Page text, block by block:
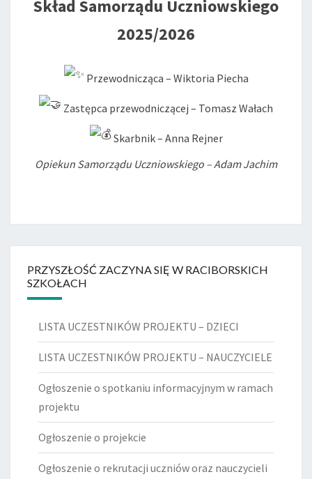
Skład Samorządu Uczniowskiego
2025/2026
Przewodnicząca – Wiktoria Piecha
Zastępca przewodniczącej – Tomasz Wałach
Skarbnik – Anna Rejner
Opiekun Samorządu Uczniowskiego – Adam Jachim
PRZYSZŁOŚĆ ZACZYNA SIĘ W RACIBORSKICH
SZKOŁACH
LISTA UCZESTNIKÓW PROJEKTU – DZIECI
LISTA UCZESTNIKÓW PROJEKTU – NAUCZYCIELE
Ogłoszenie o spotkaniu informacyjnym w ramach
projektu
Ogłoszenie o projekcie
Ogłoszenie o rekrutacji uczniów oraz nauczycieli